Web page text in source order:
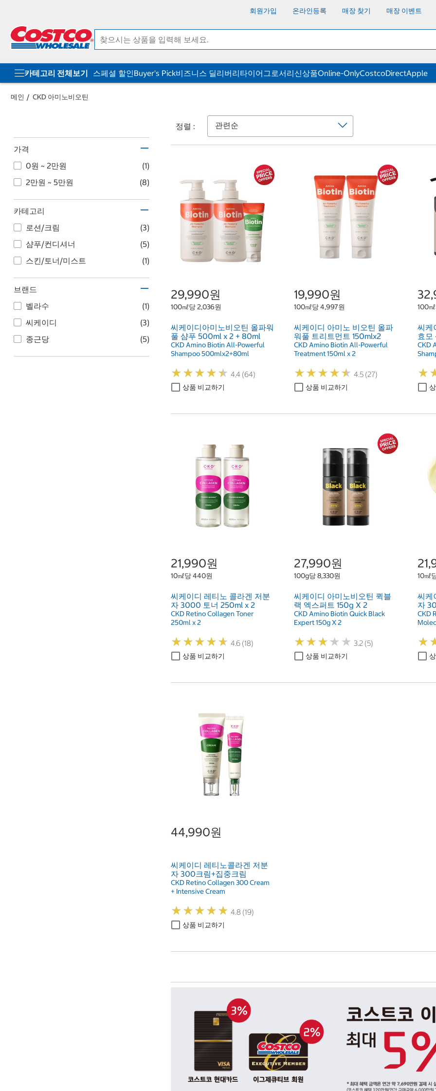
회원가입 온라인등록 매장 찾기 매장 이벤트
카테고리 전체보기 스페셜 할인Buyer's Pick비즈니스 딜리버리타이어그로서리신상품Online-OnlyCostcoDirectApple
메인 CKD 아미노비오틴
가격
0원 ~ 2만원
(1)
2만원 ~ 5만원
(8)
카테고리
로션/크림
(3)
샴푸/컨디셔너
(5)
스킨/토너/미스트
(1)
브랜드
벨라수
(1)
씨케이디
(3)
종근당
(5)
정렬 :
29,990원
100㎖당 2,036원
씨케이디아미노비오틴 올파워
풀 샴푸 500ml x 2 + 80ml
CKD Amino Biotin All-Powerful
Shampoo 500mlx2+80ml
★★★★★
★★★★★ 4.4 (64)
상품 비교하기
19,990원
100㎖당 4,997원
씨케이디 아미노 비오틴 올파
워풀 트리트먼트 150mlx2
CKD Amino Biotin All-Powerful
Treatment 150ml x 2
★★★★★
★★★★★ 4.5 (27)
상품 비교하기
100
씨케
효모
CKD
★
★
21,990원
10㎖당 440원
씨케이디 레티노 콜라겐 저분
자 3000 토너 250ml x 2
CKD Retino Collagen Toner
250ml x 2
★★★★★
★★★★★ 4.6 (18)
상품 비교하기
27,990원
100g당 8,330원
씨케이디 아미노비오틴 퀵블
랙 엑스퍼트 150g X 2
CKD Amino Biotin Quick Black
Expert 150g X 2
★★★★ ★
★★★★ ★ 3.2 (5)
상품 비교하기
10㎖
씨케
자
CKD
★
★
44,990원
씨케이디 레티노콜라겐 저분
자 300크림+집중크림
CKD Retino Collagen 300 Cream
+ Intensive Cream
★★★★★
★★★★★ 4.8 (19)
상품 비교하기